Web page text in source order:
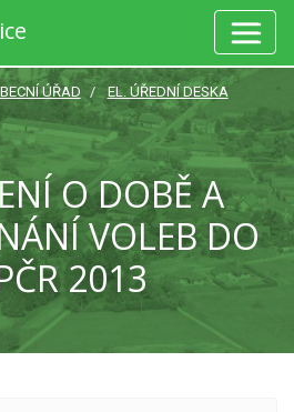
ÚŘAD
EL. ÚŘEDNÍ DESKA
O DOBĚ A
VOLEB DO
2013